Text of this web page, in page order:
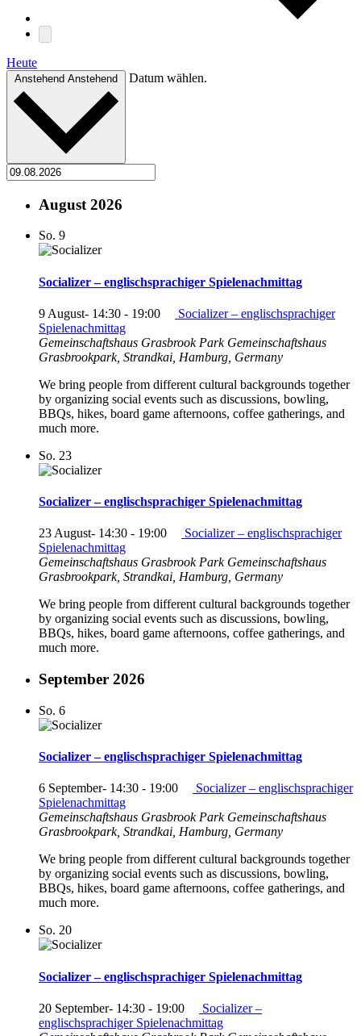
Heute
Anstehend Anstehend Datum wählen.
August 2026
So. 9
Socializer – englischsprachiger Spielenachmittag
9 August- 14:30 - 19:00
Socializer – englischsprachiger
Spielenachmittag
Gemeinschaftshaus Grasbrook Park Gemeinschaftshaus
Grasbrookpark, Strandkai, Hamburg, Germany
We bring people from different cultural backgrounds together
by organizing social events such as discussions, bowling,
BBQs, hikes, board game afternoons, coffee gatherings, and
much more.
So. 23
Socializer – englischsprachiger Spielenachmittag
23 August- 14:30 - 19:00
Socializer – englischsprachiger
Spielenachmittag
Gemeinschaftshaus Grasbrook Park Gemeinschaftshaus
Grasbrookpark, Strandkai, Hamburg, Germany
We bring people from different cultural backgrounds together
by organizing social events such as discussions, bowling,
BBQs, hikes, board game afternoons, coffee gatherings, and
much more.
September 2026
So. 6
Socializer – englischsprachiger Spielenachmittag
6 September- 14:30 - 19:00
Socializer – englischsprachiger
Spielenachmittag
Gemeinschaftshaus Grasbrook Park Gemeinschaftshaus
Grasbrookpark, Strandkai, Hamburg, Germany
We bring people from different cultural backgrounds together
by organizing social events such as discussions, bowling,
BBQs, hikes, board game afternoons, coffee gatherings, and
much more.
So. 20
Socializer – englischsprachiger Spielenachmittag
20 September- 14:30 - 19:00
Socializer –
englischsprachiger Spielenachmittag